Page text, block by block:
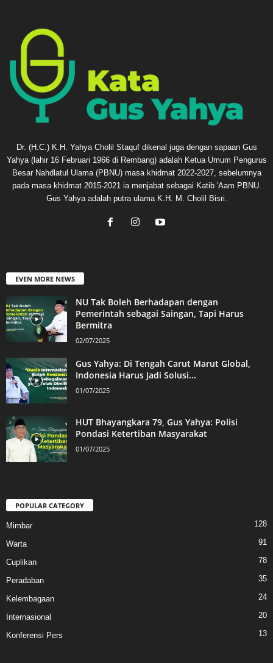
Dr. (H.C.) K.H. Yahya Cholil Staquf dikenal juga dengan sapaan Gus
Yahya (lahir 16 Februari 1966 di Rembang) adalah Ketua Umum Pengurus
Besar Nahdlatul Ulama (PBNU) masa khidmat 2022-2027, sebelumnya
pada masa khidmat 2015-2021 ia menjabat sebagai Katib 'Aam PBNU.
Gus Yahya adalah putra ulama K.H. M. Cholil Bisri.
EVEN MORE NEWS
NU Tak Boleh Berhadapan dengan
Pemerintah sebagai Saingan, Tapi Harus
Bermitra
02/07/2025
Gus Yahya: Di Tengah Carut Marut Global,
Indonesia Harus Jadi Solusi...
01/07/2025
HUT Bhayangkara 79, Gus Yahya: Polisi
Pondasi Ketertiban Masyarakat
01/07/2025
POPULAR CATEGORY
Mimbar 128
Warta 91
Cuplikan 78
Peradaban 35
Kelembagaan 24
Internasional 20
Konferensi Pers 13